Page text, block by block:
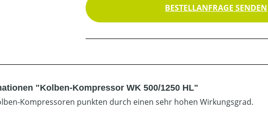
BESTELLANFRAGE SENDEN
"Kolben-Kompressor WK 500/1250 HL"
Kompressoren punkten durch einen sehr hohen Wirkungsgrad.